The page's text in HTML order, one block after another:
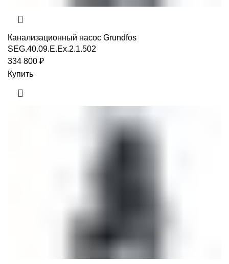
Канализационный насос Grundfos
SEG.40.09.E.Ex.2.1.502
334 800 ₽
Купить